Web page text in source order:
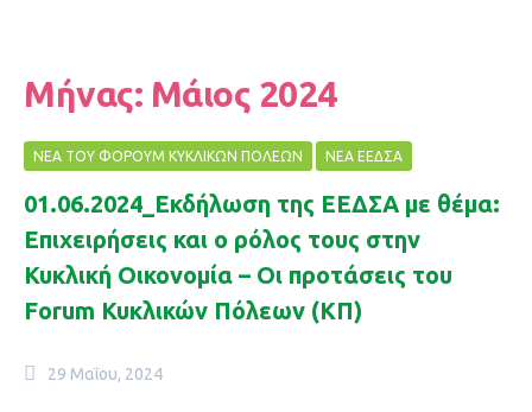
Μήνας: Μάιος 2024
NΈΑ ΤΟΥ ΦΌΡΟΥΜ ΚΥΚΛΙΚΏΝ ΠΌΛΕΩΝ ΝΈΑ ΕΕΔΣΑ
01.06.2024_Εκδήλωση της ΕΕΔΣΑ με θέμα:
Eπιχειρήσεις και ο ρόλος τους στην
Κυκλική Οικονομία – Οι προτάσεις του
Forum Κυκλικών Πόλεων (ΚΠ)
29 Μαΐου, 2024